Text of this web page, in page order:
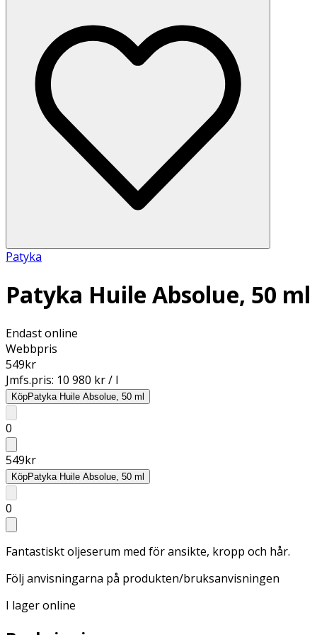
Patyka
Patyka Huile Absolue, 50 ml
Endast online
Webbpris
549kr
Jmfs.pris: 10 980 kr / l
KöpPatyka Huile Absolue, 50 ml
0
549kr
KöpPatyka Huile Absolue, 50 ml
0
Fantastiskt oljeserum med för ansikte, kropp och hår.
Följ anvisningarna på produkten/bruksanvisningen
I lager online